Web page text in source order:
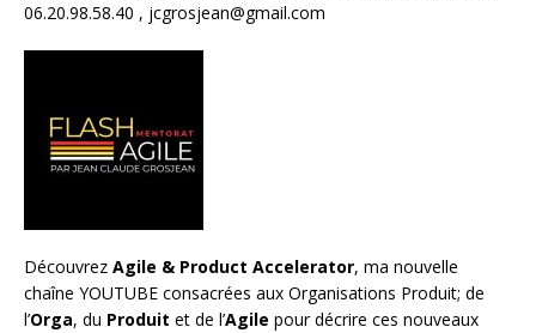
06.20.98.58.40 , jcgrosjean@gmail.com
Découvrez Agile & Product Accelerator, ma nouvelle
chaîne YOUTUBE consacrées aux Organisations Produit; de
l’Orga, du Produit et de l’Agile pour décrire ces nouveaux